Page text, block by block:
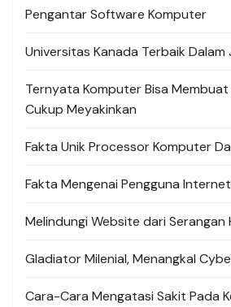
Pengantar Software Komputer
Universitas Kanada Terbaik
Ternyata Komputer Bisa Membuat
Cukup Meyakinkan
Fakta Unik Processor Komputer
Fakta Mengenai Pengguna
Melindungi Website dari Serangan
Gladiator Milenial, Menangkal
Cara-Cara Mengatasi Sakit Pada